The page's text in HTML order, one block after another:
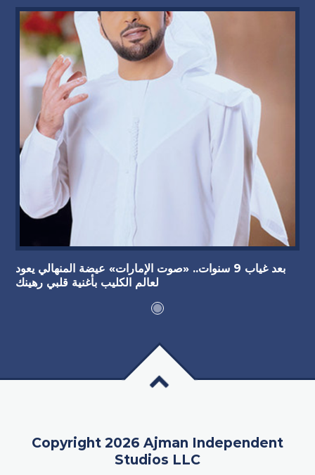
بعد غياب 9 سنوات.. «صوت الإمارات» عيضة المنهالي يعود
لعالم الكليب بأغنية قلبي رهينك
Copyright 2026 Ajman Independent
Studios LLC